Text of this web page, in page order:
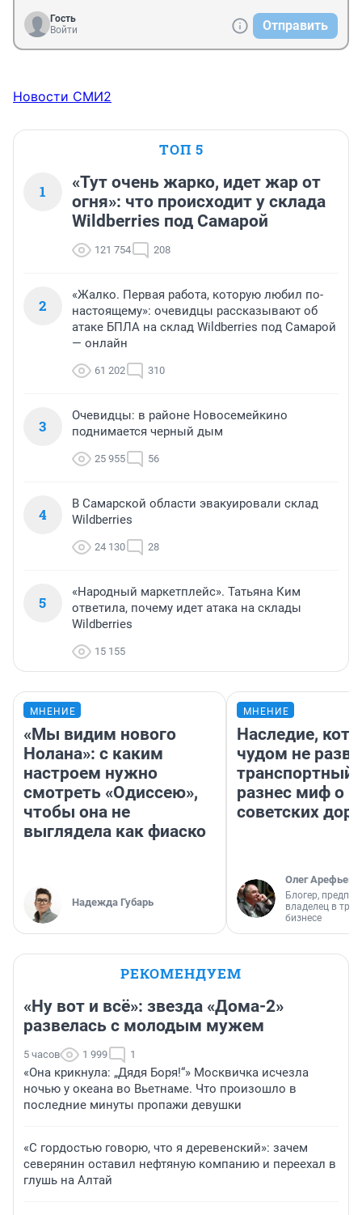
Гость
Войти
Отправить
Новости СМИ2
ТОП 5
1
«Тут очень жарко, идет жар от
огня»: что происходит у склада
Wildberries под Самарой
121 754 208
2
«Жалко. Первая работа, которую любил по-
настоящему»: очевидцы рассказывают об
атаке БПЛА на склад Wildberries под Самарой
— онлайн
61 202 310
3
Очевидцы: в районе Новосемейкино
поднимается черный дым
25 955 56
4
В Самарской области эвакуировали склад
Wildberries
24 130 28
5
«Народный маркетплейс». Татьяна Ким
ответила, почему идет атака на склады
Wildberries
15 155
МНЕНИЕ
«Мы видим нового
Нолана»: с каким
настроем нужно
смотреть «Одиссею»,
чтобы она не
выглядела как фиаско
Надежда Губарь
МНЕНИЕ
Наследие,
чудом не
транспортный
разнес миф о
советских
Олег Арефьев
Блогер,
владелец в
бизнесе
РЕКОМЕНДУЕМ
«Ну вот и всё»: звезда «Дома-2»
развелась с молодым мужем
5 часов 1 999 1
«Она крикнула: „Дядя Боря!“» Москвичка исчезла
ночью у океана во Вьетнаме. Что произошло в
последние минуты пропажи девушки
«С гордостью говорю, что я деревенский»: зачем
северянин оставил нефтяную компанию и переехал в
глушь на Алтай